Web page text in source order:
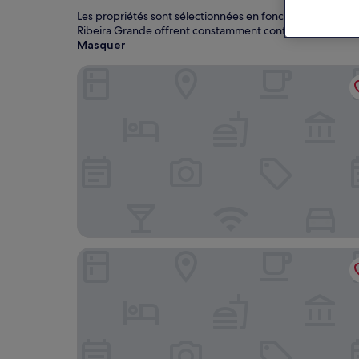
Les propriétés sont sélectionnées en fonction des avis
Ribeira Grande offrent constamment confort,
Masquer